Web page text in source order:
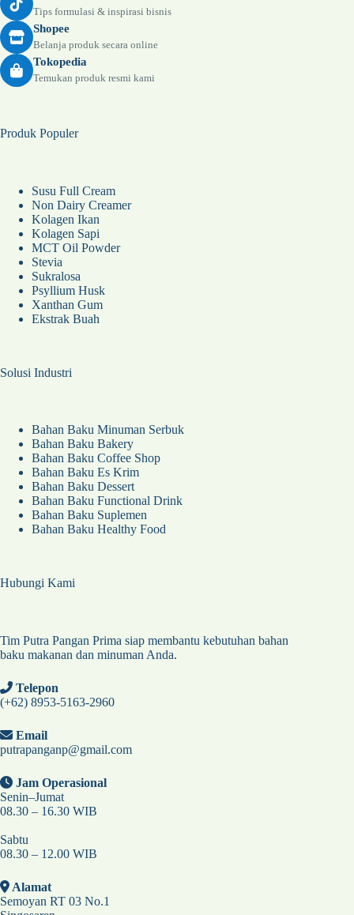
Tips formulasi & inspirasi bisnis
Shopee
Belanja produk secara online
Tokopedia
Temukan produk resmi kami
Produk Populer
Susu Full Cream
Non Dairy Creamer
Kolagen Ikan
Kolagen Sapi
MCT Oil Powder
Stevia
Sukralosa
Psyllium Husk
Xanthan Gum
Ekstrak Buah
Solusi Industri
Bahan Baku Minuman Serbuk
Bahan Baku Bakery
Bahan Baku Coffee Shop
Bahan Baku Es Krim
Bahan Baku Dessert
Bahan Baku Functional Drink
Bahan Baku Suplemen
Bahan Baku Healthy Food
Hubungi Kami
Tim Putra Pangan Prima siap membantu kebutuhan bahan
baku makanan dan minuman Anda.
Telepon
(+62) 8953-5163-2960
Email
putrapanganp@gmail.com
Jam Operasional
Senin–Jumat
08.30 – 16.30 WIB
Sabtu
08.30 – 12.00 WIB
Alamat
Semoyan RT 03 No.1